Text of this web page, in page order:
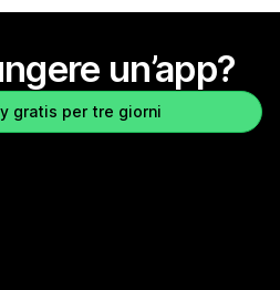
un’app?
gratis per tre giorni